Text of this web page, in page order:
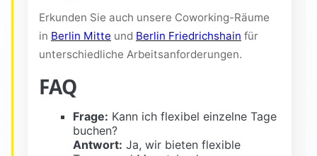
Erkunden Sie auch unsere Coworking-Räume
in Berlin Mitte und Berlin Friedrichshain für
unterschiedliche Arbeitsanforderungen.
FAQ
Frage: Kann ich flexibel einzelne Tage
buchen?
Antwort: Ja, wir bieten flexible